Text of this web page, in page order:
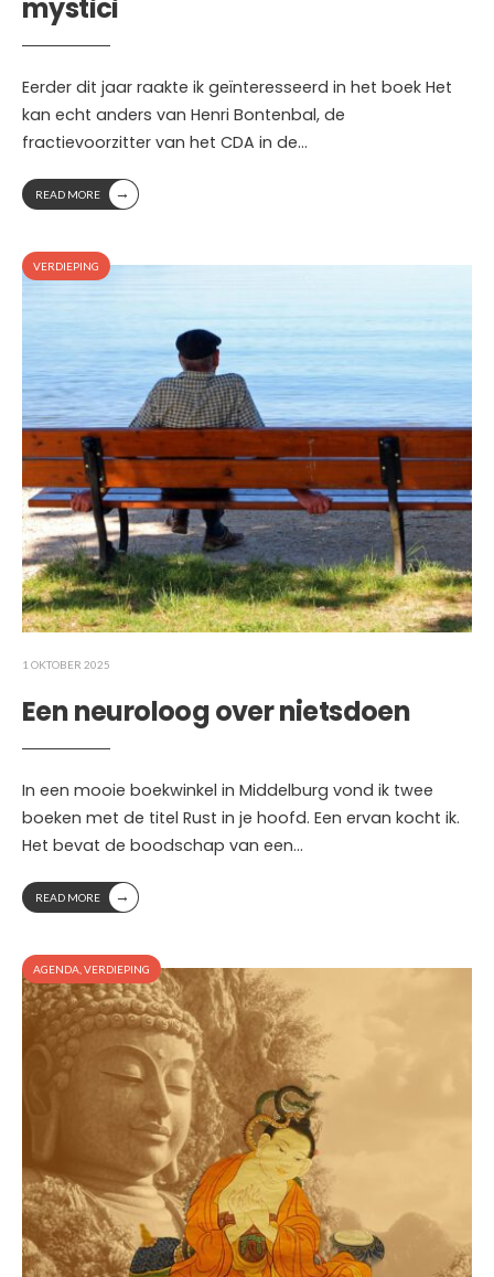
mystici
Eerder dit jaar raakte ik geïnteresseerd in het boek Het
kan echt anders van Henri Bontenbal, de
fractievoorzitter van het CDA in de...
READ MORE →
VERDIEPING
1 OKTOBER 2025
Een neuroloog over nietsdoen
In een mooie boekwinkel in Middelburg vond ik twee
boeken met de titel Rust in je hoofd. Een ervan kocht ik.
Het bevat de boodschap van een...
READ MORE →
AGENDA VERDIEPING